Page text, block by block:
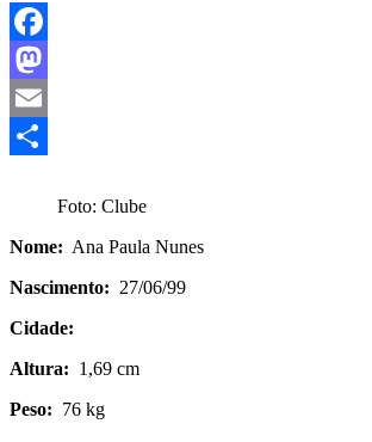
Facebook
Mastodon
Email
Foto: Clube
Nome: Ana Paula Nunes
Nascimento: 27/06/99
Cidade:
Altura: 1,69 cm
Peso: 76 kg